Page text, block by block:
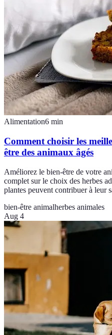
Alimentation6 min
Comment choisir les
être des animaux âgés
Améliorez le bien-être de votre
complet sur le choix des herbes
plantes peuvent contribuer à leur
bien-être animalherbes animales
Aug 4